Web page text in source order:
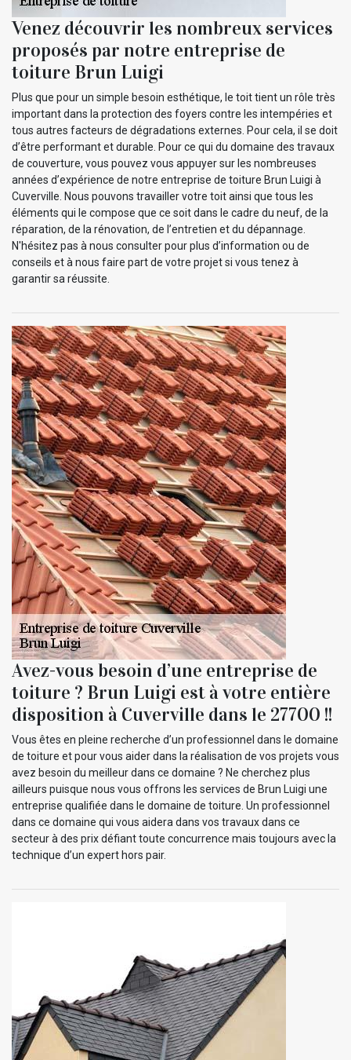
Venez découvrir les nombreux services
proposés par notre entreprise de
toiture Brun Luigi
Plus que pour un simple besoin esthétique, le toit tient un rôle très
important dans la protection des foyers contre les intempéries et
tous autres facteurs de dégradations externes. Pour cela, il se doit
d’être performant et durable. Pour ce qui du domaine des travaux
de couverture, vous pouvez vous appuyer sur les nombreuses
années d’expérience de notre entreprise de toiture Brun Luigi à
Cuverville. Nous pouvons travailler votre toit ainsi que tous les
éléments qui le compose que ce soit dans le cadre du neuf, de la
réparation, de la rénovation, de l’entretien et du dépannage.
N'hésitez pas à nous consulter pour plus d’information ou de
conseils et à nous faire part de votre projet si vous tenez à
garantir sa réussite.
Avez-vous besoin d’une entreprise de
toiture ? Brun Luigi est à votre entière
disposition à Cuverville dans le 27700 !!
Vous êtes en pleine recherche d’un professionnel dans le domaine
de toiture et pour vous aider dans la réalisation de vos projets vous
avez besoin du meilleur dans ce domaine ? Ne cherchez plus
ailleurs puisque nous vous offrons les services de Brun Luigi une
entreprise qualifiée dans le domaine de toiture. Un professionnel
dans ce domaine qui vous aidera dans vos travaux dans ce
secteur à des prix défiant toute concurrence mais toujours avec la
technique d’un expert hors pair.